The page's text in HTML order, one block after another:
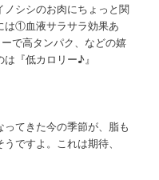
シシのお肉にちょっと関
は①血液サラサラ効果あ
高タンパク、などの嬉
『低カロリー♪』
てきた今の季節が、脂も
ですよ。これは期待、